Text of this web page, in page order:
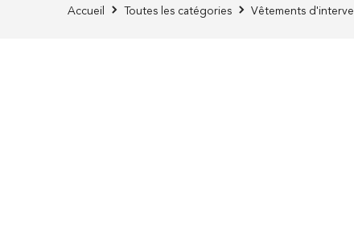
Accueil Toutes les catégories Vêtements